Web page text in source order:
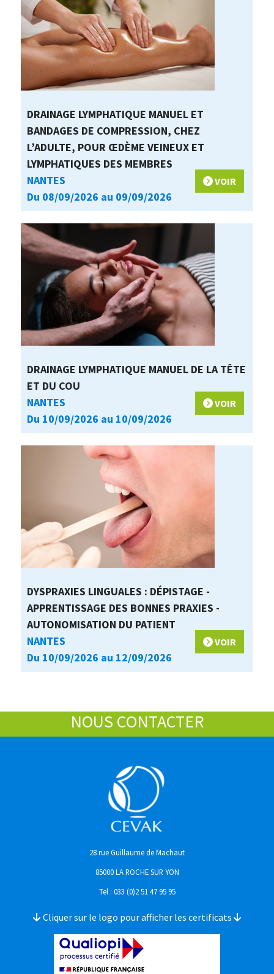
DRAINAGE LYMPHATIQUE MANUEL ET
BANDAGES DE COMPRESSION, CHEZ
L’ADULTE, POUR ŒDÈME VEINEUX ET
LYMPHATIQUES DES MEMBRES
NANTES
Du 08/09/2026 au 09/09/2026
VOIR
DRAINAGE LYMPHATIQUE MANUEL DE LA TÊTE
ET DU COU
NANTES
Du 10/09/2026 au 10/09/2026
VOIR
DYSPRAXIES LINGUALES : DÉPISTAGE -
APPRENTISSAGE DES BONNES PRAXIES -
AUTONOMISATION DU PATIENT
NANTES
Du 10/09/2026 au 12/09/2026
VOIR
NOUS CONTACTER
28 rue Guillaume de Machaut
85000 LA ROCHE SUR YON
Tel : 033 (0)2 51 47 95 95
Cliquer sur le logo pour afficher les certificats